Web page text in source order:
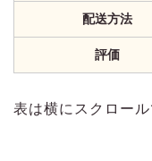
配送方法
評価
表は横にスクロー